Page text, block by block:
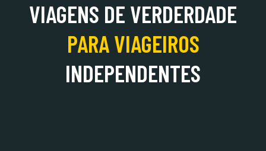
VIAGENS DE VERDERDADE
PARAVIAGEIROS
INDEPENDENTES